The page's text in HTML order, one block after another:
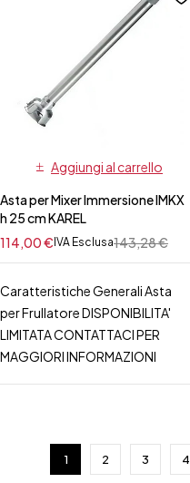
Aggiungi al carrello
Asta per Mixer Immersione IMKX
h 25 cm KAREL
143,28€
114,00€ IVA Esclusa
Caratteristiche Generali Asta
per Frullatore DISPONIBILITA'
LIMITATA CONTATTACI PER
MAGGIORI INFORMAZIONI
1 2 3 4